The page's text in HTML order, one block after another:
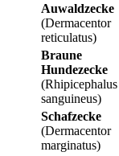
Auwaldzecke
(Dermacentor
reticulatus)
Braune
Hundezecke
(Rhipicephalus
sanguineus)
Schafzecke
(Dermacentor
marginatus)